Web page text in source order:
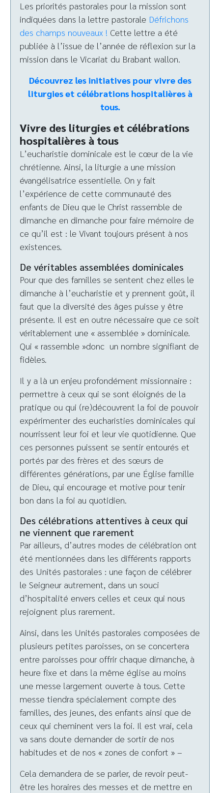
Les priorités pastorales pour la mission sont
indiquées dans la lettre pastorale Défrichons
des champs nouveaux ! Cette lettre a été
publiée à l’issue de l’année de réflexion sur la
mission dans le Vicariat du Brabant wallon.
Découvrez les initiatives pour vivre des
liturgies et célébrations hospitalières à
tous.
Vivre des liturgies et célébrations
hospitalières à tous
L’eucharistie dominicale est le cœur de la vie
chrétienne. Ainsi, la liturgie a une mission
évangélisatrice essentielle. On y fait
l’expérience de cette communauté des
enfants de Dieu que le Christ rassemble de
dimanche en dimanche pour faire mémoire de
ce qu’il est : le Vivant toujours présent à nos
existences.
De véritables assemblées dominicales
Pour que des familles se sentent chez elles le
dimanche à l’eucharistie et y prennent goût, il
faut que la diversité des âges puisse y être
présente. Il est en outre nécessaire que ce soit
véritablement une « assemblée » dominicale.
Qui « rassemble »donc un nombre signifiant de
fidèles.
Il y a là un enjeu profondément missionnaire :
permettre à ceux qui se sont éloignés de la
pratique ou qui (re)découvrent la foi de pouvoir
expérimenter des eucharisties dominicales qui
nourrissent leur foi et leur vie quotidienne. Que
ces personnes puissent se sentir entourés et
portés par des frères et des sœurs de
différentes générations, par une Église famille
de Dieu, qui encourage et motive pour tenir
bon dans la foi au quotidien.
Des célébrations attentives à ceux qui
ne viennent que rarement
Par ailleurs, d’autres modes de célébration ont
été mentionnées dans les différents rapports
des Unités pastorales : une façon de célébrer
le Seigneur autrement, dans un souci
d’hospitalité envers celles et ceux qui nous
rejoignent plus rarement.
Ainsi, dans les Unités pastorales composées de
plusieurs petites paroisses, on se concertera
entre paroisses pour offrir chaque dimanche, à
heure fixe et dans la même église au moins
une messe largement ouverte à tous. Cette
messe tiendra spécialement compte des
familles, des jeunes, des enfants ainsi que de
ceux qui cheminent vers la foi. Il est vrai, cela
va sans doute demander de sortir de nos
habitudes et de nos « zones de confort » –
Cela demandera de se parler, de revoir peut-
être les horaires des messes et de mettre en